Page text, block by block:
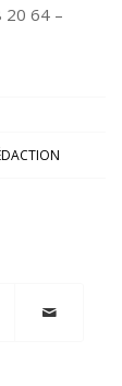
20 64 –